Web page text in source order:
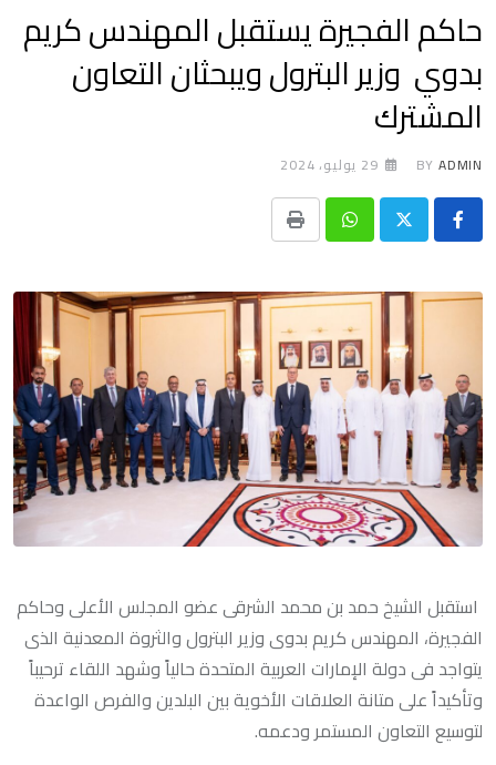
حاكم الفجيرة يستقبل المهندس كريم
بدوي وزير البترول ويبحثان التعاون
المشترك
BY ADMIN 29 يوليو، 2024
Whatsapp
Print
استقبل الشيخ حمد بن محمد الشرقى عضو المجلس الأعلى وحاكم
الفجيرة، المهندس كريم بدوى وزير البترول والثروة المعدنية الذى
يتواجد فى دولة الإمارات العربية المتحدة حالياً وشهد اللقاء ترحيباً
وتأكيداً على متانة العلاقات الأخوية بين البلدين والفرص الواعدة
لتوسيع التعاون المستمر ودعمه.